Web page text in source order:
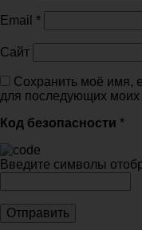
Email *
Сайт
Сохранить моё имя,
для последующих моих
Код безопасности *
Введите символы